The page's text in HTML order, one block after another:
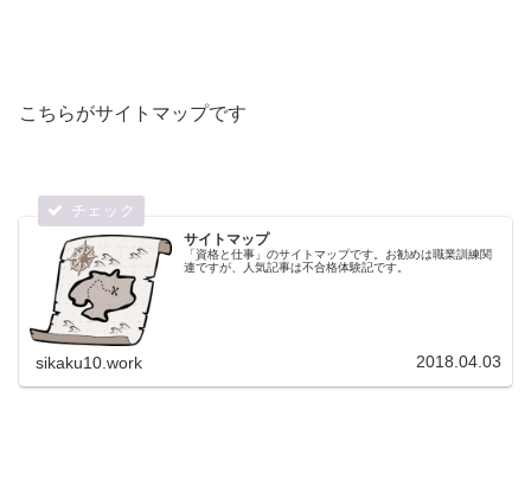
こちらがサイトマップです
サイトマップ
「資格と仕事」のサイトマップです。お勧めは職業訓練関
連ですが、人気記事は不合格体験記です。
sikaku10.work 2018.04.03